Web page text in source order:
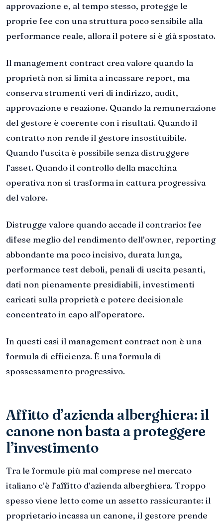
approvazione e, al tempo stesso, protegge le
proprie fee con una struttura poco sensibile alla
performance reale, allora il potere si è già spostato.
Il management contract crea valore quando la
proprietà non si limita a incassare report, ma
conserva strumenti veri di indirizzo, audit,
approvazione e reazione. Quando la remunerazione
del gestore è coerente con i risultati. Quando il
contratto non rende il gestore insostituibile.
Quando l’uscita è possibile senza distruggere
l’asset. Quando il controllo della macchina
operativa non si trasforma in cattura progressiva
del valore.
Distrugge valore quando accade il contrario: fee
difese meglio del rendimento dell’owner, reporting
abbondante ma poco incisivo, durata lunga,
performance test deboli, penali di uscita pesanti,
dati non pienamente presidiabili, investimenti
caricati sulla proprietà e potere decisionale
concentrato in capo all’operatore.
In questi casi il management contract non è una
formula di efficienza. È una formula di
spossessamento progressivo.
Affitto d’azienda alberghiera: il
canone non basta a proteggere
l’investimento
Tra le formule più mal comprese nel mercato
italiano c’è l’affitto d’azienda alberghiera. Troppo
spesso viene letto come un assetto rassicurante: il
proprietario incassa un canone, il gestore prende